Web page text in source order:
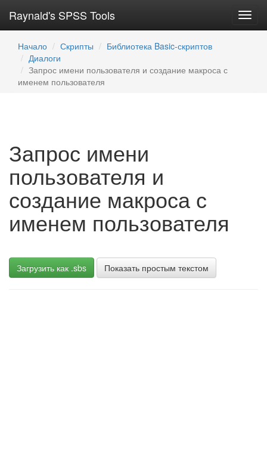
Raynald's SPSS Tools
Начало Скрипты
Библиотека Basic-скриптов
Диалоги
Запрос имени пользователя и создание макроса с
именем пользователя
Запрос имени
пользователя и
создание макроса с
именем пользователя
Загрузить как .sbs Показать простым текстом